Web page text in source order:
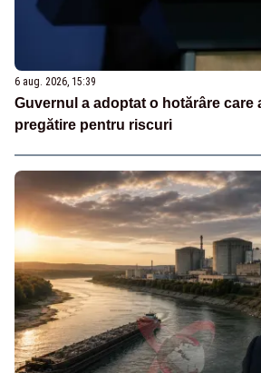
6 aug. 2026, 15:39
Guvernul a adoptat o hotărâre care
pregătire pentru riscuri